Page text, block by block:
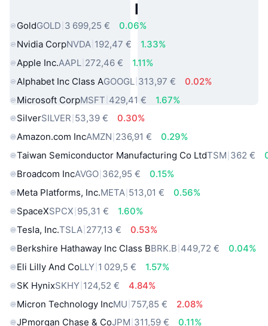
Actifs du Monde Réel Populaires
GoldGOLD 3 699,25 €
0.06%
Nvidia CorpNVDA 192,47 €
1.33%
Apple Inc.AAPL 272,46 €
1.11%
Alphabet Inc Class AGOOGL 313,97 €
0.02%
Microsoft CorpMSFT 429,41 €
1.67%
SilverSILVER 53,39 €
0.30%
Amazon.com IncAMZN 236,91 €
0.29%
Taiwan Semiconductor Manufacturing Co LtdTSM 362 €
Broadcom IncAVGO 362,95 €
0.15%
Meta Platforms, Inc.META 513,01 €
0.56%
SpaceXSPCX 95,31 €
1.60%
Tesla, Inc.TSLA 277,13 €
0.53%
Berkshire Hathaway Inc Class BBRK.B 449,72 €
0.04%
Eli Lilly And CoLLY 1 029,5 €
1.57%
SK HynixSKHY 124,52 €
4.84%
Micron Technology IncMU 757,85 €
2.08%
JPmorgan Chase & CoJPM 311,59 €
0.11%